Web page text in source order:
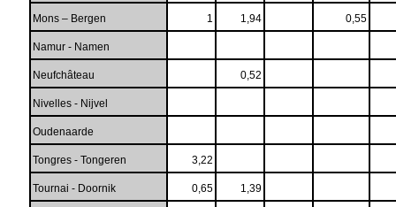
Mons – Bergen 1 1,94 0,55
Namur - Namen
Neufchâteau 0,52
Nivelles - Nijvel
Oudenaarde
Tongres - Tongeren 3,22
Tournai - Doornik 0,65 1,39